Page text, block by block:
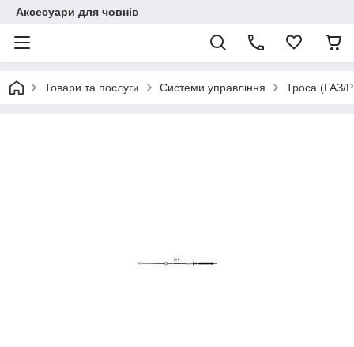
Аксесуари для човнів
Товари та послуги Системи управління Троса (ГАЗ/